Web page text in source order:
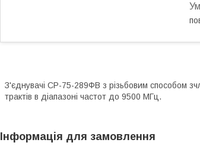
З'єднувачі СР-75-289ФВ з різьбовим способом
трактів в діапазоні частот до 9500 МГц.
Інформація для замовлення